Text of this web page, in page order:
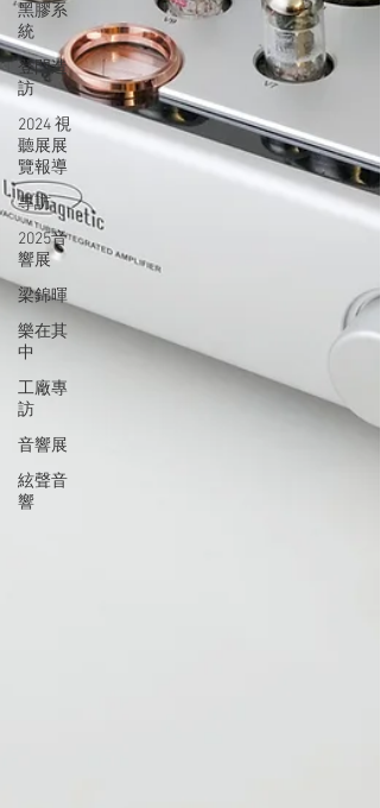
黑膠系
統
登門造
訪
2024 視
聽展展
覽報導
專訪
2025音
響展
梁錦暉
樂在其
中
工廠專
訪
音響展
絃聲音
響